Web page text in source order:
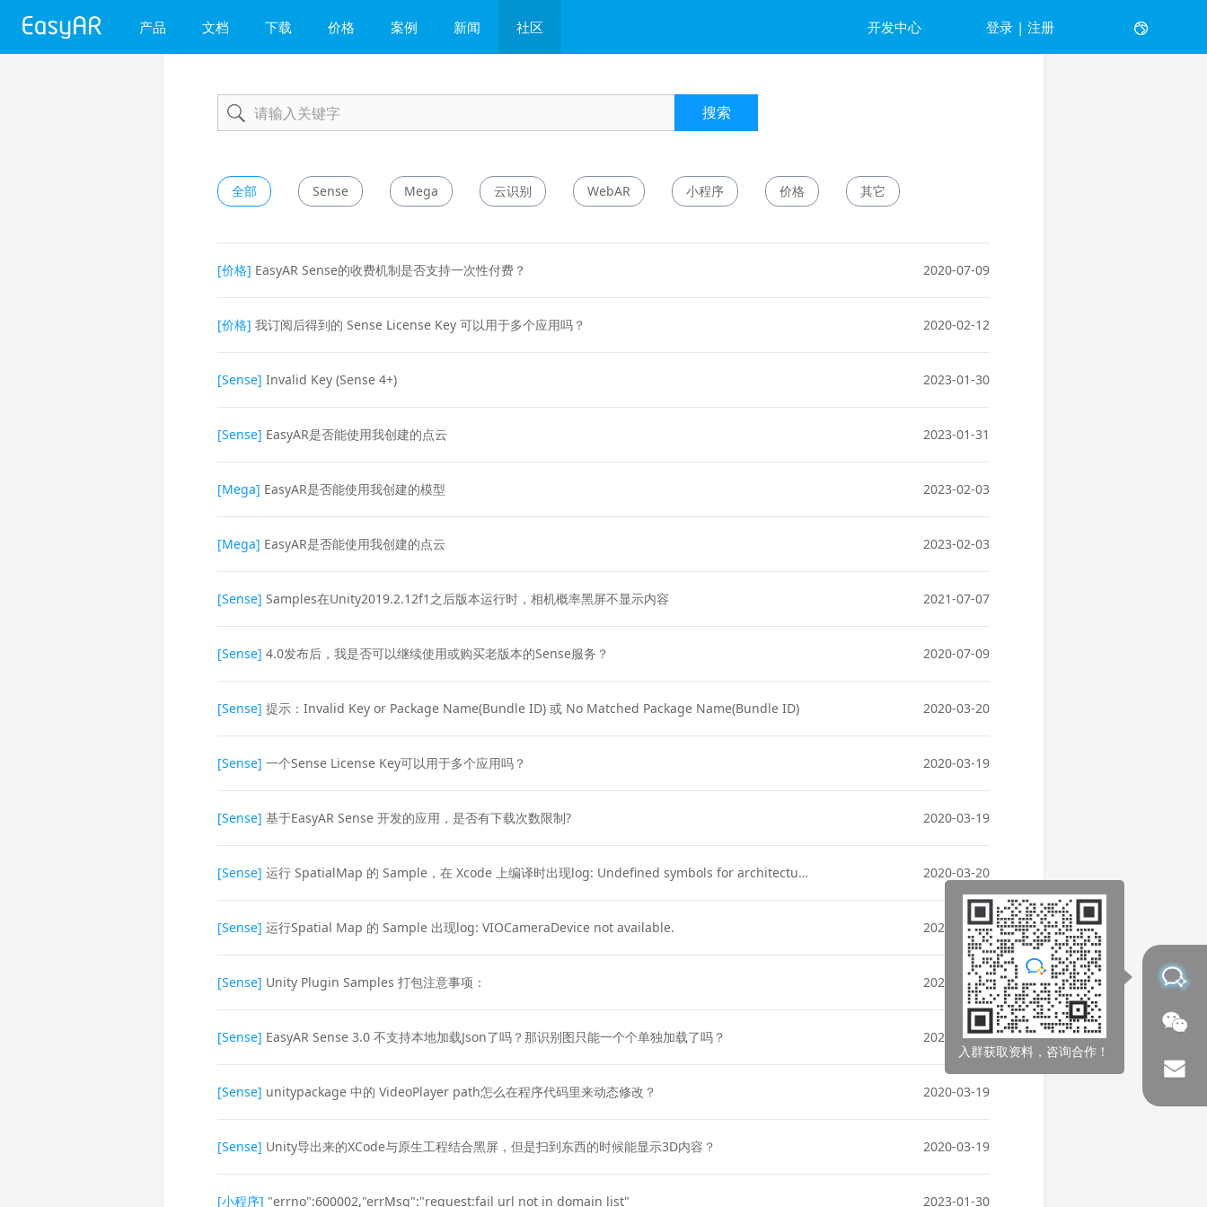
产品 文档 下载 价格 案例 新闻 社区 登录 | 注册
开发中心
搜索
全部 Sense Mega 云识别 WebAR 小程序 价格 其它
[价格] EasyAR Sense的收费机制是否支持一次性付费？ 2020-07-09
[价格] 我订阅后得到的 Sense License Key 可以用于多个应用吗？ 2020-02-12
[Sense] Invalid Key (Sense 4+) 2023-01-30
[Sense] EasyAR是否能使用我创建的点云 2023-01-31
[Mega] EasyAR是否能使用我创建的模型 2023-02-03
[Mega] EasyAR是否能使用我创建的点云 2023-02-03
[Sense] Samples在Unity2019.2.12f1之后版本运行时，相机概率黑屏不显示内容 2021-07-07
[Sense] 4.0发布后，我是否可以继续使用或购买老版本的Sense服务？ 2020-07-09
[Sense] 提示：Invalid Key or Package Name(Bundle ID) 或 No Matched Package Name(Bundle ID) 2020-03-20
[Sense] 一个Sense License Key可以用于多个应用吗？ 2020-03-19
[Sense] 基于EasyAR Sense 开发的应用，是否有下载次数限制? 2020-03-19
[Sense] 运行 SpatialMap 的 Sample，在 Xcode 上编译时出现log: Undefined symbols for architecture arm64. 2020-03-20
[Sense] 运行Spatial Map 的 Sample 出现log: VIOCameraDevice not available. 2020-03-20
[Sense] Unity Plugin Samples 打包注意事项： 2020-03-19
[Sense] EasyAR Sense 3.0 不支持本地加载Json了吗？那识别图只能一个个单独加载了吗？ 2020-03-19
[Sense] unitypackage 中的 VideoPlayer path怎么在程序代码里来动态修改？ 2020-03-19
[Sense] Unity导出来的XCode与原生工程结合黑屏，但是扫到东西的时候能显示3D内容？ 2020-03-19
[小程序] "errno":600002,"errMsg":"request:fail url not in domain list" 2023-01-30
入群获取资料，咨询合作！